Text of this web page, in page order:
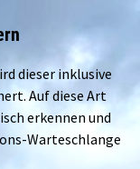
dieser inklusive
Auf diese Art
erkennen und
Warteschlange